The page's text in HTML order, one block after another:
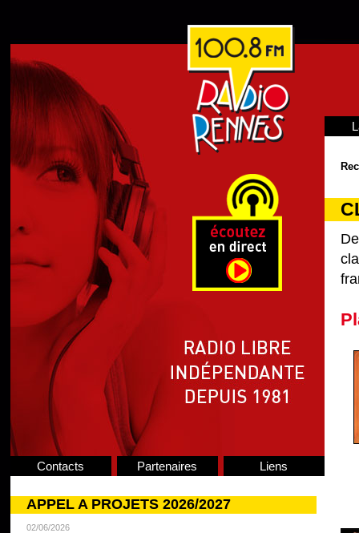
Contacts Partenaires Liens
APPEL A PROJETS 2026/2027
02/06/2026